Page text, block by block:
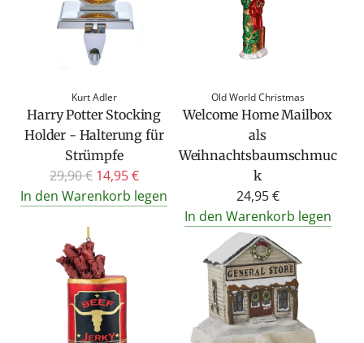
Kurt Adler
Harry Potter Stocking
Holder - Halterung für
Strümpfe
R
e
29,90 € 14,95 €
In den Warenkorb legen
Old World Christmas
Welcome Home Mailbox
als
Weihnachtsbaumschmuc
k
24,95 €
In den Warenkorb legen